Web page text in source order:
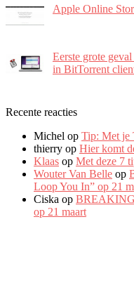
Apple Online
Eerste grote
in BitTorrent
Recente reacties
Michel op Tip: Met je
thierry op Hier komt
Klaas op Met deze 7
Wouter Van Belle op
Loop You In” op 21
Ciska op
op 21 maart